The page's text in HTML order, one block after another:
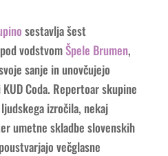
sestavlja šest
vodstvomŠpele Brumen,
sanje in unovčujejo
Coda. Repertoar skupine
izročila, nekaj
umetne skladbe slovenskih
večglasne